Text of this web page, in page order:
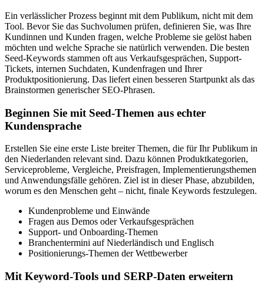
Ein verlässlicher Prozess beginnt mit dem Publikum, nicht mit dem
Tool. Bevor Sie das Suchvolumen prüfen, definieren Sie, was Ihre
Kundinnen und Kunden fragen, welche Probleme sie gelöst haben
möchten und welche Sprache sie natürlich verwenden. Die besten
Seed-Keywords stammen oft aus Verkaufsgesprächen, Support-
Tickets, internen Suchdaten, Kundenfragen und Ihrer
Produktpositionierung. Das liefert einen besseren Startpunkt als das
Brainstormen generischer SEO-Phrasen.
Beginnen Sie mit Seed-Themen aus echter
Kundensprache
Erstellen Sie eine erste Liste breiter Themen, die für Ihr Publikum in
den Niederlanden relevant sind. Dazu können Produktkategorien,
Serviceprobleme, Vergleiche, Preisfragen, Implementierungsthemen
und Anwendungsfälle gehören. Ziel ist in dieser Phase, abzubilden,
worum es den Menschen geht – nicht, finale Keywords festzulegen.
Kundenprobleme und Einwände
Fragen aus Demos oder Verkaufsgesprächen
Support- und Onboarding-Themen
Branchentermini auf Niederländisch und Englisch
Positionierungs-Themen der Wettbewerber
Mit Keyword-Tools und SERP-Daten erweitern